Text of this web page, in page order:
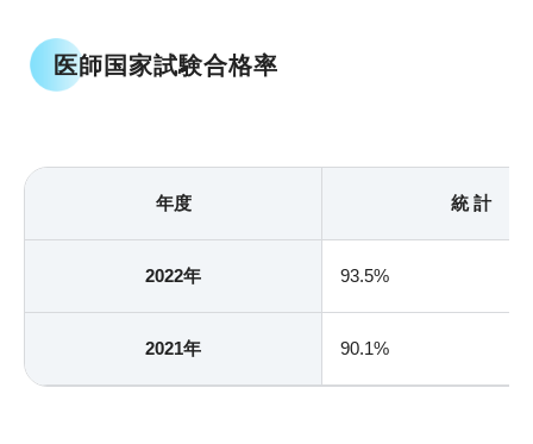
医師国家試験合格率
年度 統 計
2022年 93.5%
2021年 90.1%